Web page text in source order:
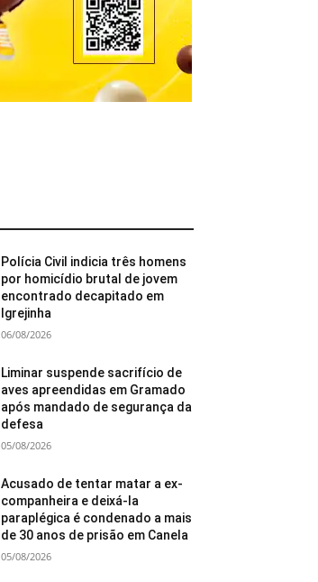
Polícia Civil indicia três homens
por homicídio brutal de jovem
encontrado decapitado em
Igrejinha
06/08/2026
Liminar suspende sacrifício de
aves apreendidas em Gramado
após mandado de segurança da
defesa
05/08/2026
Acusado de tentar matar a ex-
companheira e deixá-la
paraplégica é condenado a mais
de 30 anos de prisão em Canela
05/08/2026